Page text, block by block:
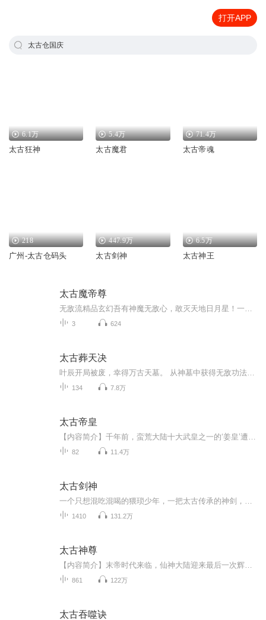
打开APP
太古仓国庆
6.1万
太古狂神
5.4万
太古魔君
71.4万
太古帝魂
218
广州-太古仓码头
447.9万
太古剑神
6.5万
太古神王
太古魔帝尊
3 624
太古葬天决
134 7.8万
太古帝皇
82 11.4万
太古剑神
1410 131.2万
太古神尊
861 122万
太古吞噬诀